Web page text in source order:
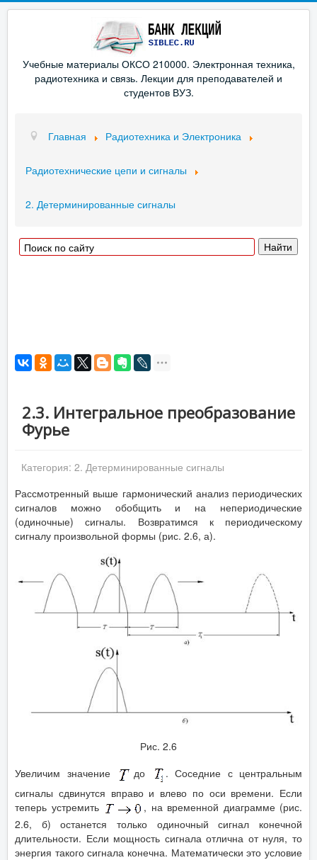
Учебные материалы ОКСО 210000. Электронная техника,
радиотехника и связь. Лекции для преподавателей и
студентов ВУЗ.
Главная Радиотехника и Электроника
Радиотехнические цепи и сигналы
2. Детерминированные сигналы
2.3. Интегральное преобразование
Фурье
Категория: 2. Детерминированные сигналы
Рассмотренный выше гармонический анализ периодических
сигналов можно обобщить и на непериодические
(одиночные) сигналы. Возвратимся к периодическому
сигналу произвольной формы (рис. 2.6, а).
Рис. 2.6
Увеличим значение
до
. Соседние с центральным
сигналы сдвинутся вправо и влево по оси времени. Если
теперь устремить
, на временной диаграмме (рис.
2.6, б) останется только одиночный сигнал конечной
длительности. Если мощность сигнала отлична от нуля, то
энергия такого сигнала конечна. Математически это условие